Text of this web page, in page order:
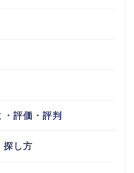
評価・評判
探し方